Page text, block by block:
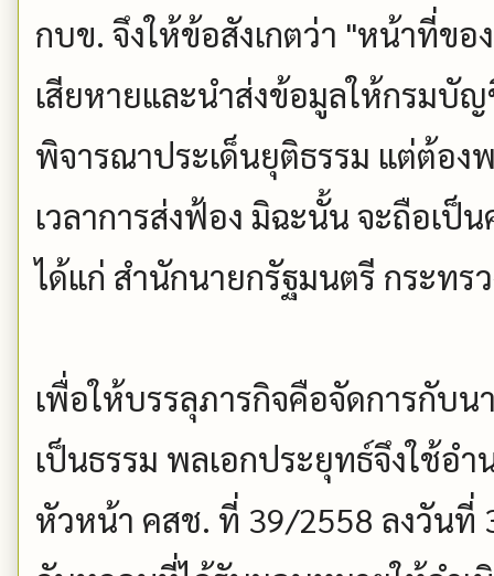
กบข. จึงให้ข้อสังเกตว่า "หน้าที่ข
เสียหายและนำส่งข้อมูลให้กรมบั
พิจารณาประเด็นยุติธรรม แต่ต้อง
เวลาการส่งฟ้อง มิฉะนั้น จะถือเ
ได้แก่ สำนักนายกรัฐมนตรี กระท
เพื่อให้บรรลุภารกิจคือจัดการกับ
เป็นธรรม พลเอกประยุทธ์จึงใช้อ
หัวหน้า คสช. ที่ 39/2558 ลงวันที่